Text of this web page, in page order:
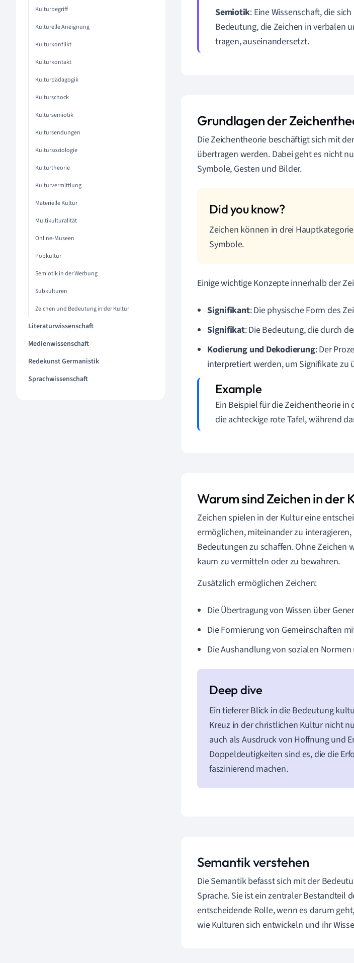
Kulturbegriff
Kulturelle Aneignung
Kulturkonflikt
Kulturkontakt
Kulturpädagogik
Kulturschock
Kultursemiotik
Kultursendungen
Kultursoziologie
Kulturtheorie
Kulturvermittlung
Materielle Kultur
Multikulturalität
Online-Museen
Popkultur
Semiotik in der Werbung
Subkulturen
Zeichen und Bedeutung in der Kultur
Literaturwissenschaft
Medienwissenschaft
Redekunst Germanistik
Sprachwissenschaft
Semiotik: Eine Wissenschaft, die
Bedeutung, die Zeichen in verbalen
tragen, auseinandersetzt.
Grundlagen der
Die Zeichentheorie beschäftigt sich mit
übertragen werden. Dabei geht es nicht
Symbole, Gesten und Bilder.
Zeichen können in drei
Symbole.
Einige wichtige Konzepte innerhalb der
Signifikant: Die physische Form des
Signifikat: Die Bedeutung, die durch
Kodierung und Dekodierung: Der
interpretiert werden, um Signifikate zu
Ein Beispiel für die Zeichentheorie
die achteckige rote Tafel, während
Warum sind Zeichen in der
Zeichen spielen in der Kultur eine
ermöglichen, miteinander zu
Bedeutungen zu schaffen. Ohne
kaum zu vermitteln oder zu bewahren.
Zusätzlich ermöglichen Zeichen:
Die Übertragung von Wissen über
Die Formierung von Gemeinschaften
Die Aushandlung von sozialen Normen
Ein tieferer Blick in die Bedeutung
Kreuz in der christlichen Kultur nicht
auch als Ausdruck von Hoffnung und
Doppeldeutigkeiten sind es, die die
faszinierend machen.
Semantik verstehen
Die Semantik befasst sich mit der
Sprache. Sie ist ein zentraler Bestandteil
entscheidende Rolle, wenn es darum
wie Kulturen sich entwickeln und ihr